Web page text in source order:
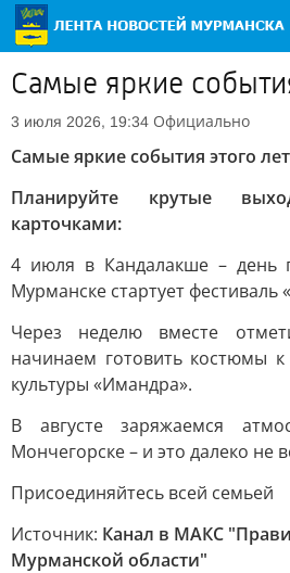
Самые яркие
3 июля 2026, 19:34 Официально
Самые яркие события этого
Планируйте крутые
карточками:
4 июля в Кандалакше – день
Мурманске стартует фестиваль
Через неделю вместе
начинаем готовить костюмы
культуры «Имандра».
В августе заряжаемся
Мончегорске – и это далеко не
Присоединяйтесь всей семьей
Источник: Канал в МАКС
Мурманской области"